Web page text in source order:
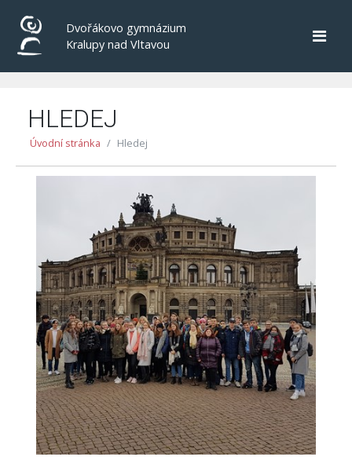
Dvořákovo gymnázium
Kralupy nad Vltavou
HLEDEJ
Úvodní stránka Hledej